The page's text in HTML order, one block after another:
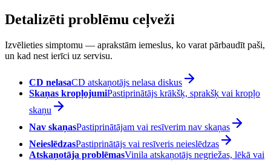
Detalizēti problēmu ceļveži
Izvēlieties simptomu — aprakstām iemeslus, ko varat pārbaudīt paši,
un kad nest ierīci uz servisu.
CD nelasaCD atskaņotājs nelasa diskus
Skaņas kropļojumiPastiprinātājs krākšķ, sprakšķ vai kropļo
skaņu
Nav skaņasPastiprinātājam vai resīverim nav skaņas
NeieslēdzasPastiprinātājs vai resīveris neieslēdzas
Atskaņotāja problēmasVinila atskaņotājs negriežas, lēkā vai